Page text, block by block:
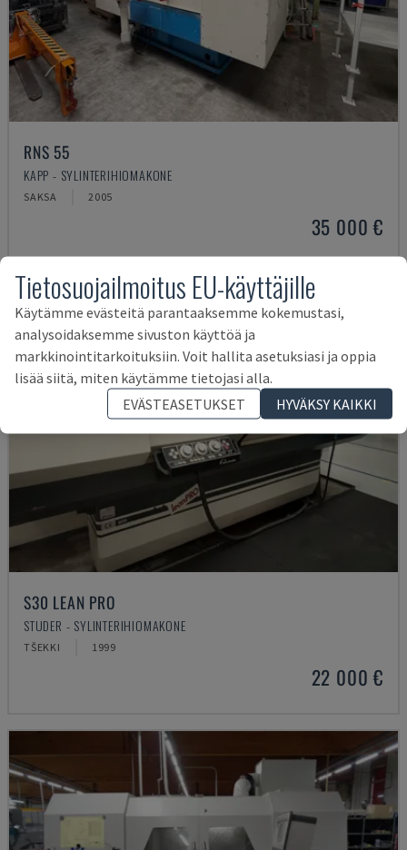
RNS 55
KAPP - SYLINTERIHIOMAKONE
SAKSA 2005
35 000 €
S30 LEAN PRO
STUDER - SYLINTERIHIOMAKONE
TŠEKKI 1999
22 000 €
Tietosuojailmoitus EU-käyttäjille
Käytämme evästeitä parantaaksemme kokemustasi,
analysoidaksemme sivuston käyttöä ja
markkinointitarkoituksiin. Voit hallita asetuksiasi ja oppia
lisää siitä, miten käytämme tietojasi alla.
EVÄSTEASETUKSET
HYVÄKSY KAIKKI